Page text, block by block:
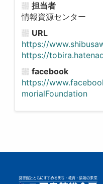
担当者
情報資源センター
URL
https://
https://
facebook
https://
morialFoundation